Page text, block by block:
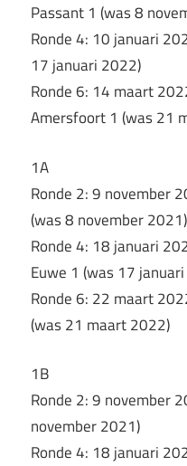
Passant 1 (was 8
Ronde 4: 10 januari
17 januari 2022)
Ronde 6: 14 maart
Amersfoort 1 (was 21
1A
Ronde 2: 9 november
(was 8 november 2021)
Ronde 4: 18 januari
Euwe 1 (was 17
Ronde 6: 22 maart
(was 21 maart 2022)
1B
Ronde 2: 9 november
november 2021)
Ronde 4: 18 januari